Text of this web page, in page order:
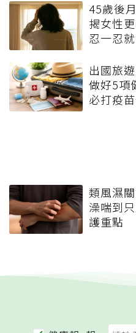
45歲後
揭女性
忍一忍
出國旅
做好5項
必打疫
類風濕
澡喘到
護重點